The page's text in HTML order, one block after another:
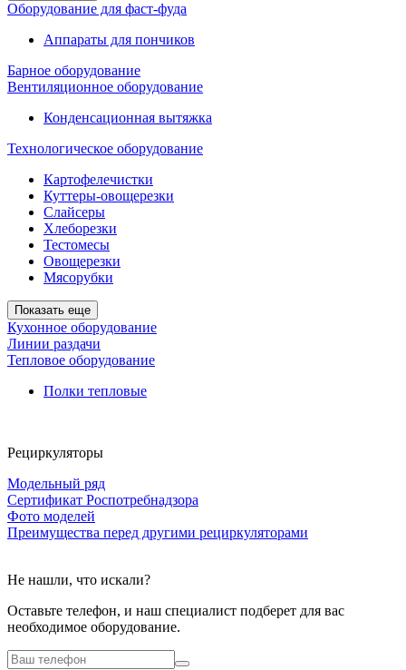
Оборудование для фаст-фуда
Аппараты для пончиков
Барное оборудование
Вентиляционное оборудование
Конденсационная вытяжка
Технологическое оборудование
Картофелечистки
Куттеры-овощерезки
Слайсеры
Хлеборезки
Тестомесы
Овощерезки
Мясорубки
Показать еще
Кухонное оборудование
Линии раздачи
Тепловое оборудование
Полки тепловые
Рециркуляторы
Модельный ряд
Сертификат Роспотребнадзора
Фото моделей
Преимущества перед другими рециркуляторами
Не нашли, что искали?
Оставьте телефон, и наш специалист подберет для вас
необходимое оборудование.